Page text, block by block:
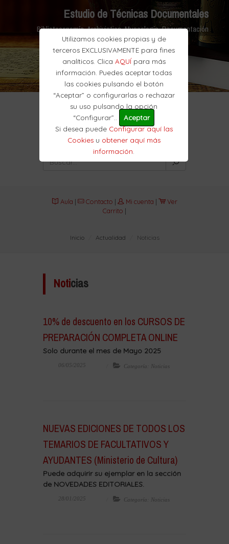
Utilizamos cookies propias y de
terceros EXCLUSIVAMENTE para fines
analíticos. Clica AQUÍpara más
información. Puedes aceptar todas
las cookies pulsando el botón
“Aceptar” o configurarlas o rechazar
su uso pulsando la opción
“Configurar”..
Aceptar
Si desea puede Configurar aquí las
Cookiesu obtener aquí más
información
Estudio de Técnicas Documentales
Biblioteconomía, Archivistica, Museología, Documentación
Aula | Contacto | Mi cuenta |
Ver
Carrito |
Inicio Actualidad Noticias
Noticias
10% de descuento en los CURSOS DE
PREPARACIÓN COMPLETA ONLINE
Solo durante el mes de Mayo 2025
06/05/2025 Categoría: Noticias
NUEVAS EDICIONES DE TODOS LOS
TEMARIOS DE FACULTATIVOS Y
AYUDANTES (Ministerio de Cultura)
Puede adquirir su ejemplar en la sección
de NOVEDADES EDITORIALES.
28/01/2025 Categoría: Noticias